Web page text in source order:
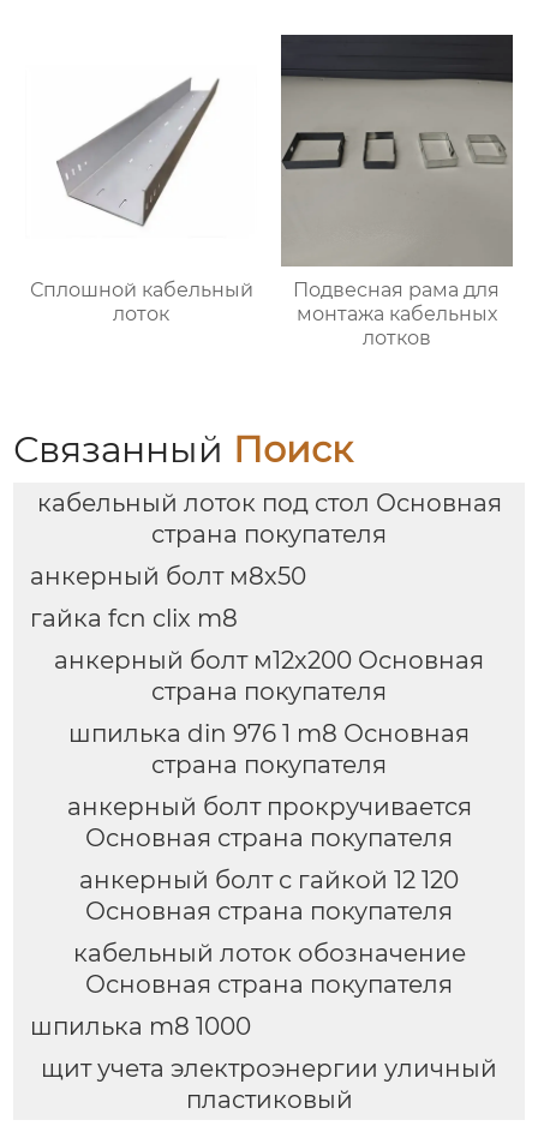
Сплошной кабельный
лоток
Подвесная рама для
монтажа кабельных
лотков
Связанный Поиск
кабельный лоток под стол Основная
страна покупателя
анкерный болт м8х50
гайка fcn clix m8
анкерный болт м12х200 Основная
страна покупателя
шпилька din 976 1 m8 Основная
страна покупателя
анкерный болт прокручивается
Основная страна покупателя
анкерный болт с гайкой 12 120
Основная страна покупателя
кабельный лоток обозначение
Основная страна покупателя
шпилька m8 1000
щит учета электроэнергии уличный
пластиковый